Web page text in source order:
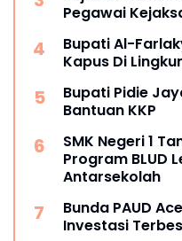
Pegawai
Bupati Al-
Kapus Di
Bupati Pidie
Bantuan KKP
SMK Negeri 1
Program BLUD
Antarsekolah
Bunda PAUD
Investasi